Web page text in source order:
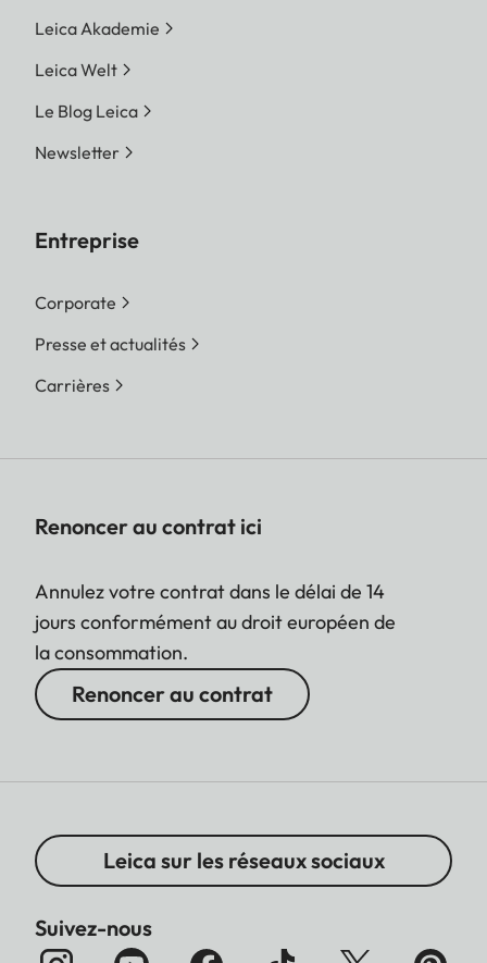
Leica Akademie
Leica Welt
Le Blog Leica
Newsletter
Entreprise
Corporate
Presse et actualités
Carrières
Renoncer au contrat ici
Annulez votre contrat dans le délai de 14
jours conformément au droit européen de
la consommation.
Renoncer au contrat
Leica sur les réseaux sociaux
Suivez-nous